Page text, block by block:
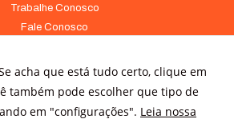
Trabalhe Conosco
Fale Conosco
- Dionísio Torres Fortaleza - CE 60135-238
acha que está tudo certo, clique em
também pode escolher que tipo de
em "configurações". Leia nossa
não são
para o
funcionamento
do site.